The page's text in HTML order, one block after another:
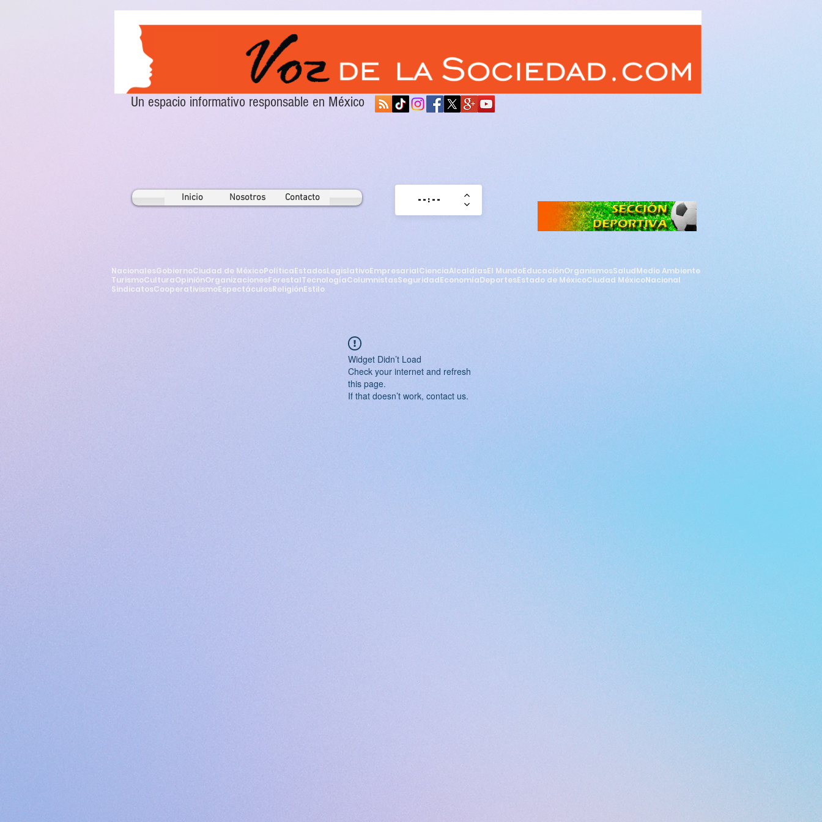
Un espacio informativo responsable en México
Inicio Nosotros Contacto
NacionalesGobiernoCiudad de MéxicoPolíticaEstadosLegislativoEmpresarialCienciaAlcaldíasEl MundoEducaciónOrganismosSaludMedio Ambiente
TurismoCulturaOpiniónOrganizacionesForestalTecnologíaColumnistasSeguridadEconomíaDeportesEstado de MéxicoCiudad MéxicoNacional
SindicatosCooperativismoEspectáculosReligiónEstilo
Widget Didn’t Load
Check your internet and refresh
this page.
If that doesn’t work, contact us.